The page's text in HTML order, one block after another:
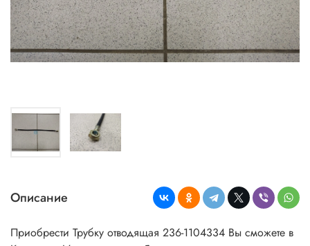
Описание
Приобрести Трубку отводящая 236-1104334 Вы сможете в